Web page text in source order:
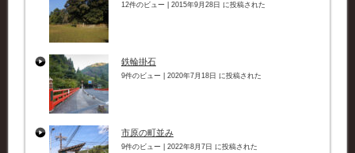
12件のビュー 2015年9月28日 に投稿された
鉄輪掛石
9件のビュー 2020年7月18日 に投稿された
市原の町並み
9件のビュー 2022年8月7日 に投稿された